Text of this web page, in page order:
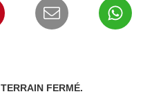
RISQUE INCENDIE TRÉS ÉLEVÉ : TERRAIN FERMÉ.